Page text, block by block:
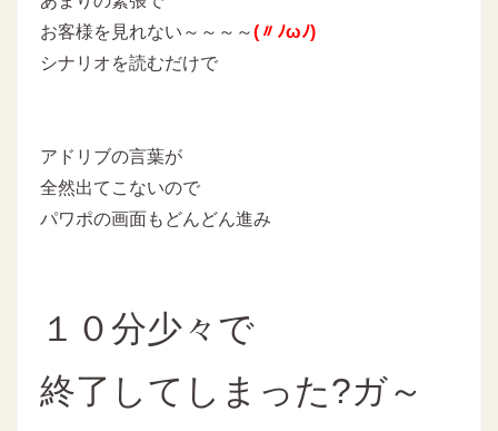
お客様を見れない～～～～(〃ﾉωﾉ)
シナリオを読むだけで
アドリブの言葉が
全然出てこないので
パワポの画面もどんどん進み
１０分少々で
終了してしまった?ガ～